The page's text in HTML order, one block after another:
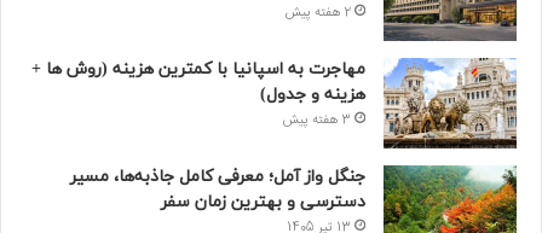
2 هفته پیش
مهاجرت به اسپانیا با کمترین هزینه (روش ها +
هزینه و جدول)
3 هفته پیش
جنگل واز آمل؛ معرفی کامل جاذبه‌ها، مسیر
دسترسی و بهترین زمان سفر
13 تیر 1405